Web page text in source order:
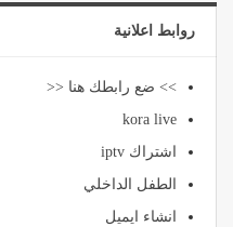
روابط اعلانية
>> ضع رابطك هنا <<
kora live
اشتراك iptv
الطفل الداخلي
انشاء ايميل